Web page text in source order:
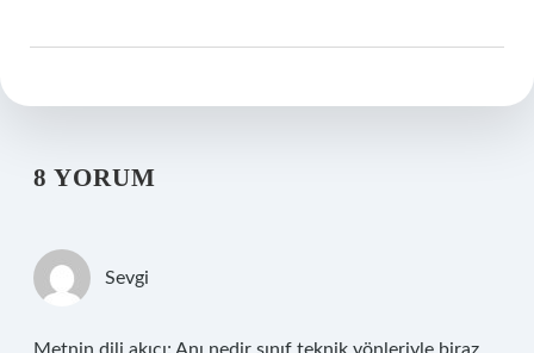
8 YORUM
Sevgi